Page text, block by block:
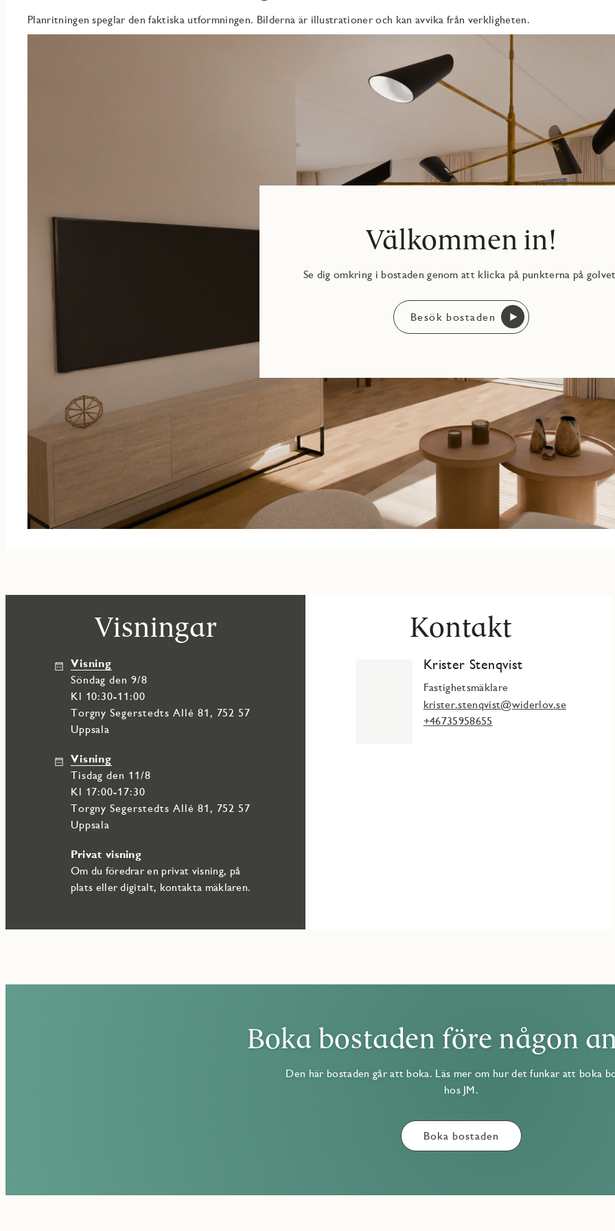
Helkaklat badrum med duschörna med dörrar i klarglas. Tvättmaskin och torktumlare från Electrolux. Ovanför tvättutrustningen
finns en praktisk arbetsbänk och förvaring i väggskåp. JMs torkställning John och ytterligare förvaring i kommod gör det lätt att
Även i badrummet finns möjlighet att sätta din egen prägel på bland annat kakel och klinker med inredningsval – i den digitala
Lägenheten utrustas med Triple play från Telia (IP-telefoni, bredband och tv). I månadsavgiften ingår ca 20 tv-kanaler,
Planritningen speglar den faktiska utformningen. Bilderna är illustrationer och kan avvika från verkligheten.
Välkommen in!
Se dig omkring i bostaden genom att klicka på punkterna på
Besök bostaden
Visningar
Visning
söndag den 9/8
Kl 10:30-11:00
Torgny Segerstedts Allé 81, 752 57
Uppsala
Visning
tisdag den 11/8
Kl 17:00-17:30
Torgny Segerstedts Allé 81, 752 57
Uppsala
Privat visning
Om du föredrar en privat visning, på
plats eller digitalt, kontakta mäklaren.
Kontakt
Krister Stenqvist
Fastighetsmäklare
krister.stenqvist@widerlov.se
+46735958655
Boka bostaden före någon
Den här bostaden går att boka. Läs mer om hur det funkar att boka
hos JM.
Boka bostaden